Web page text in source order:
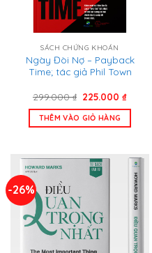
SÁCH CHỨNG KHOÁN
Ngày Đòi Nợ – Payback
Time; tác giả Phil Town
299.000₫ Giá
là:
299.000 ₫.
225.000₫Giá
tại
THÊM VÀO GIỎ HÀNG
-26%